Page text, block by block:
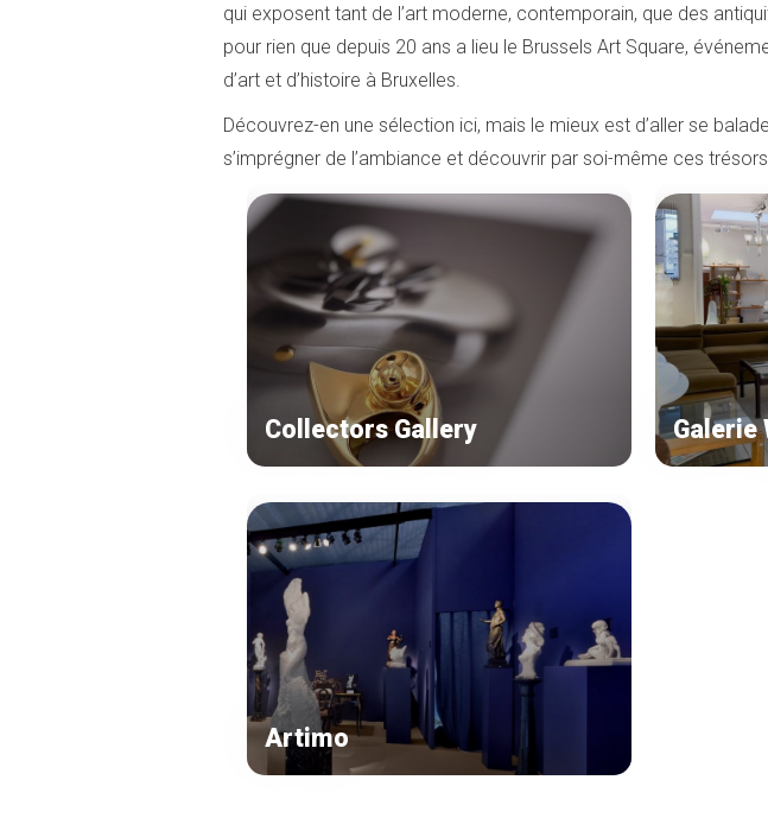
qui exposent tant de l’art moderne, contemporain, que des
pour rien que depuis 20 ans a lieu le Brussels Art Square,
d’art et d’histoire à Bruxelles.
Découvrez-en une sélection ici, mais le mieux est d’aller se
s’imprégner de l’ambiance et découvrir par soi-même ces
Collectors Gallery Galerie
Artimo